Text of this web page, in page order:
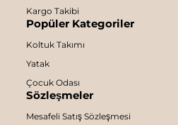
Kargo Takibi
Popüler Kategoriler
Koltuk Takımı
Yatak
Çocuk Odası
Sözleşmeler
Mesafeli Satış Sözleşmesi